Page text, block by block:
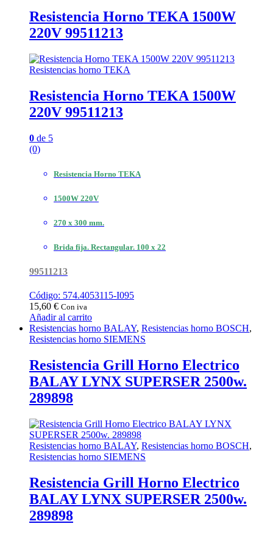
Resistencia Horno TEKA 1500W
220V 99511213
Resistencias horno TEKA
Resistencia Horno TEKA 1500W
220V 99511213
0 de 5
(0)
Resistencia Horno TEKA
1500W 220V
270 x 300 mm.
Brida fija. Rectangular. 100 x 22
99511213
Código: 574.4053115-I095
15,60 € Con iva
Añadir al carrito
Resistencias horno BALAY, Resistencias horno BOSCH,
Resistencias horno SIEMENS
Resistencia Grill Horno Electrico
BALAY LYNX SUPERSER 2500w.
289898
Resistencias horno BALAY, Resistencias horno BOSCH,
Resistencias horno SIEMENS
Resistencia Grill Horno Electrico
BALAY LYNX SUPERSER 2500w.
289898